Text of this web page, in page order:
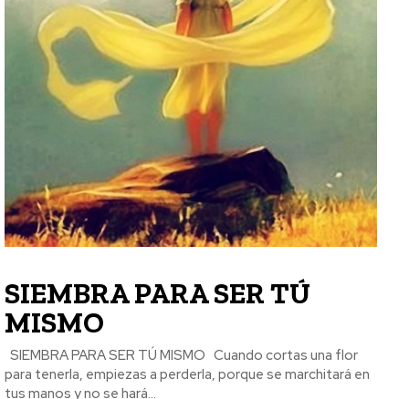
SIEMBRA PARA SER TÚ
MISMO
para tenerla, empiezas a perderla, porque se marchitará en
tus manos y no se hará...